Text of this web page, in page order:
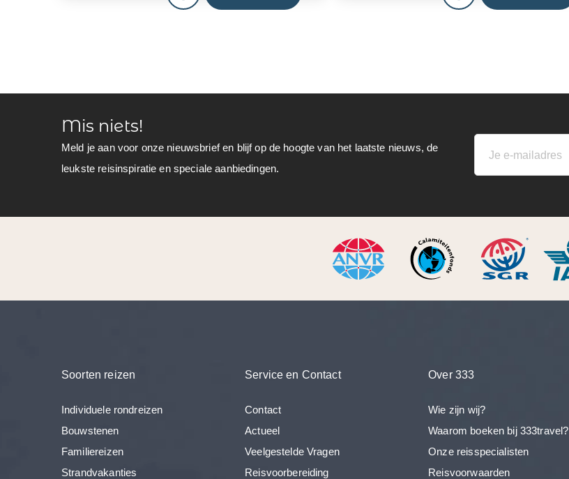
Mis niets!
Meld je aan voor onze nieuwsbrief en blijf op de hoogte van het laatste nieuws, de
leukste reisinspiratie en speciale aanbiedingen.
Soorten reizen
Individuele rondreizen
Bouwstenen
Familiereizen
Strandvakanties
Service en Contact
Contact
Actueel
Veelgestelde Vragen
Reisvoorbereiding
Over 333
Wie zijn wij?
Waarom boeken bij 333travel?
Onze reisspecialisten
Reisvoorwaarden